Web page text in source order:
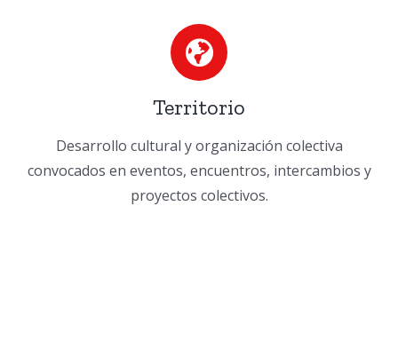
Territorio
Desarrollo cultural y organización colectiva
convocados en eventos, encuentros, intercambios y
proyectos colectivos.